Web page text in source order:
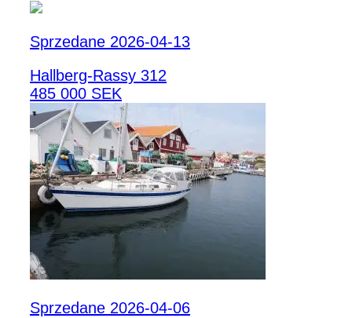
Sprzedane 2026-04-13
Hallberg-Rassy 312
485 000 SEK
Sprzedane 2026-04-06